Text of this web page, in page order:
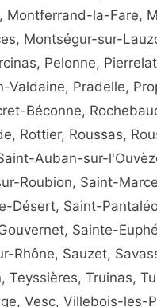
Montferrand-la-Fare,
Montségur-sur-
Pelonne,
Valdaine, Pradelle,
Béconne,
Rottier, Roussas,
Auban-sur-
Roubion, Saint-
Désert, Saint-
Sainte-
Rhône, Sauzet,
Teyssières, Truinas,
Vesc, Villebois-les-